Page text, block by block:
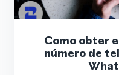
Como obter
número de